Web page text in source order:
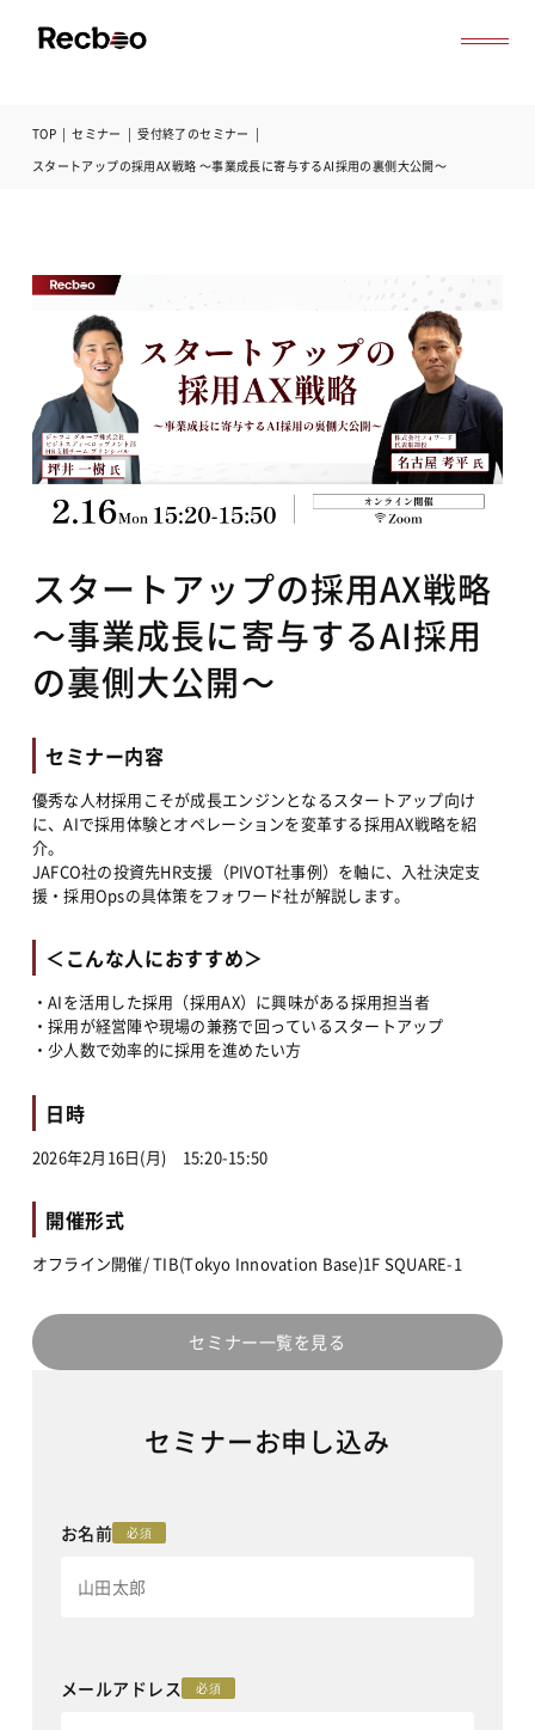
導入事例
無料オンライン相談
サービス資料ダウンロード
TOP | セミナー | 受付終了のセミナー |
スタートアップの採用AX戦略 〜事業成長に寄与するAI採用の裏側大公開〜
スタートアップの採用AX戦略
〜事業成長に寄与するAI採用
の裏側大公開〜
セミナー内容
優秀な人材採用こそが成長エンジンとなるスタートアップ向け
に、AIで採用体験とオペレーションを変革する採用AX戦略を紹
介。
JAFCO社の投資先HR支援（PIVOT社事例）を軸に、入社決定支
援・採用Opsの具体策をフォワード社が解説します。
＜こんな人におすすめ＞
・AIを活用した採用（採用AX）に興味がある採用担当者
・採用が経営陣や現場の兼務で回っているスタートアップ
・少人数で効率的に採用を進めたい方
日時
2026年2月16日(月)　15:20-15:50
開催形式
オフライン開催/ TIB(Tokyo Innovation Base)1F SQUARE-1
セミナー一覧を見る
セミナーお申し込み
お名前 必須
メールアドレス 必須